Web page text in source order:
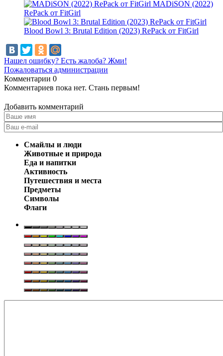
MADiSON (2022)
RePack от FitGirl
Blood Bowl 3: Brutal Edition (2023) RePack от FitGirl
Нашел ошибку? Есть жалоба? Жми!
Пожаловаться администрации
Комментарии 0
Комментариев пока нет. Стань первым!
Добавить комментарий
Смайлы и люди
Животные и природа
Еда и напитки
Активность
Путешествия и места
Предметы
Символы
Флаги